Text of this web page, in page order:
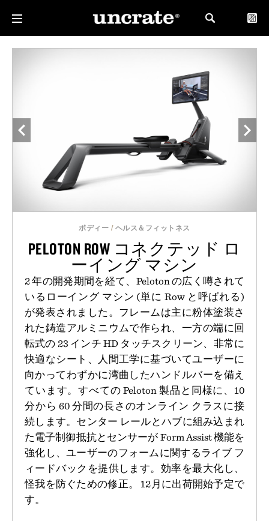
ボディー / ヘルス＆フィットネス
PELOTON ROW コネクテッド ロ
ーイング マシン
2 年の開発期間を経て、Peloton の広く噂されて
いるローイング マシン (単に Row と呼ばれる)
が発表されました。フレームは主に粉体塗装さ
れた鋳造アルミニウムで作られ、一方の端に回
転式の 23 インチ HD タッチスクリーン、非常に
快適なシート、人間工学に基づいてユーザーに
向かってわずかに湾曲したハンドルバーを備え
ています。すべての Peloton 製品と同様に、10
分から 60 分間の長さのオンライン クラスに接
続します。センター レールとハブに組み込まれ
た電子制御抵抗とセンサーが Form Assist 機能を
強化し、ユーザーのフォームに関するライブ フ
ィードバックを提供します。効率を最大化し、
怪我を防ぐための修正。 12月に出荷開始予定で
す。